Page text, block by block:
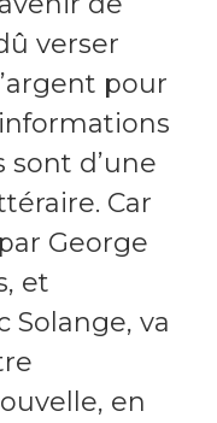
verser
pour
d’une
Car
George
et
va
en